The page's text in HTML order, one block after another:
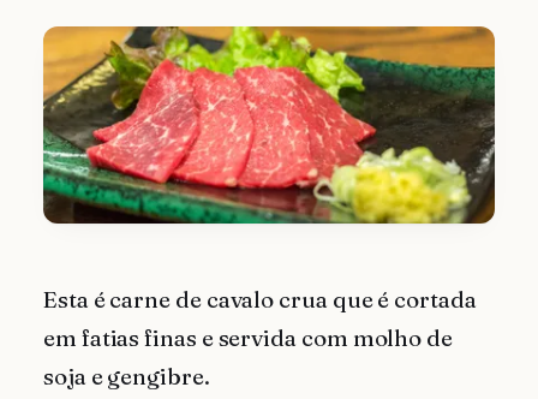
Esta é carne de cavalo crua que é cortada
em fatias finas e servida com molho de
soja e gengibre.